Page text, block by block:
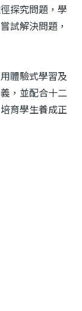
探究問題，學
試解決問題，
體驗式學習及
，並配合十二
育學生養成正